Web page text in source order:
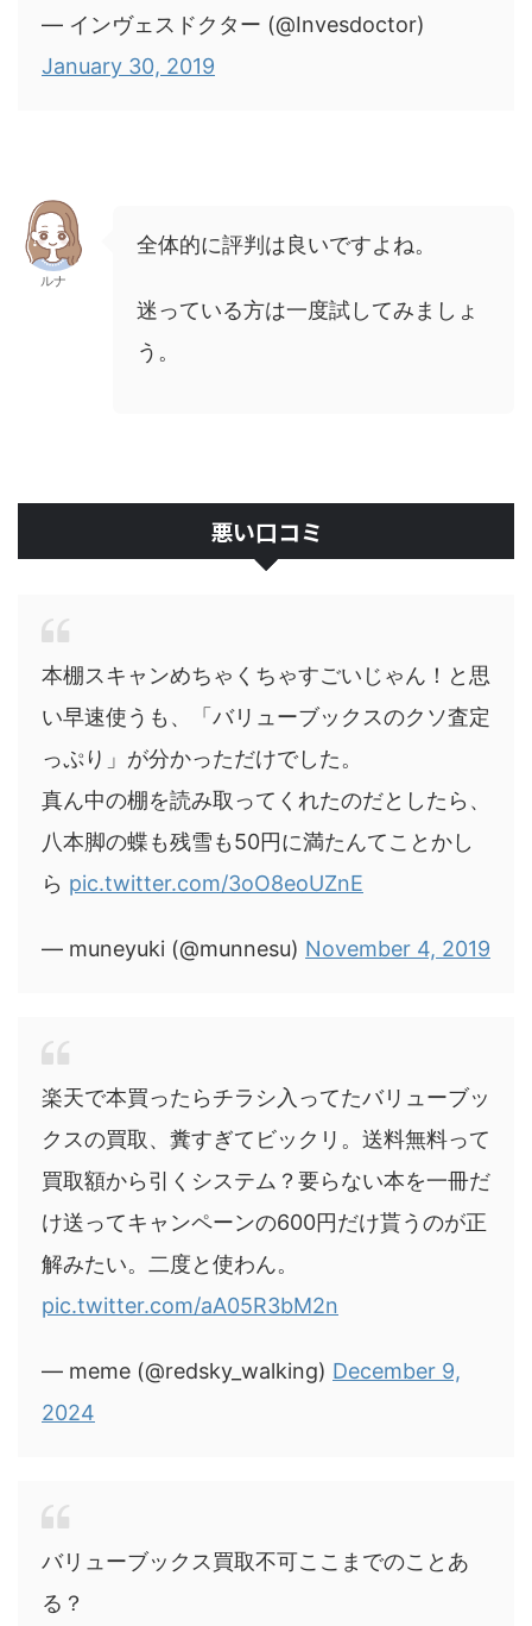
— インヴェスドクター (@Invesdoctor)
January 30, 2019
ルナ
全体的に評判は良いですよね。
迷っている方は一度試してみましょ
う。
悪い口コミ
本棚スキャンめちゃくちゃすごいじゃん！と思
い早速使うも、「バリューブックスのクソ査定
っぷり」が分かっただけでした。
真ん中の棚を読み取ってくれたのだとしたら、
八本脚の蝶も残雪も50円に満たんてことかし
ら pic.twitter.com/3oO8eoUZnE
— muneyuki (@munnesu) November 4, 2019
楽天で本買ったらチラシ入ってたバリューブッ
クスの買取、糞すぎてビックリ。送料無料って
買取額から引くシステム？要らない本を一冊だ
け送ってキャンペーンの600円だけ貰うのが正
解みたい。二度と使わん。
pic.twitter.com/aA05R3bM2n
— meme (@redsky_walking) December 9,
2024
バリューブックス買取不可ここまでのことあ
る？